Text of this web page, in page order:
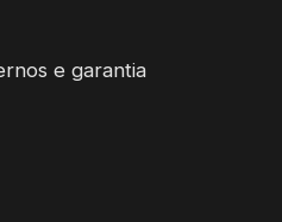
e garantia